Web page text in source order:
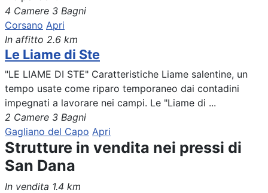
4 Camere 3 Bagni
Corsano Apri
In affitto 2.6 km
Le Liame di Ste
"LE LIAME DI STE" Caratteristiche Liame salentine, un
tempo usate come riparo temporaneo dai contadini
impegnati a lavorare nei campi. Le "Liame di ...
2 Camere 3 Bagni
Gagliano del Capo Apri
Strutture in vendita nei pressi di
San Dana
In vendita 1.4 km